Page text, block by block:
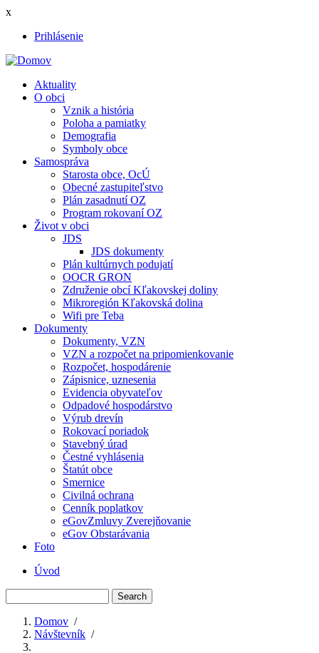
Skočiť
hlavný
x
User
menu
Prihlásenie
Main
navigation
Aktuality
O obci
Vznik a história
Poloha a pamiatky
Demografia
Symboly obce
Samospráva
Starosta obce, OcÚ
Obecné zastupiteľstvo
Plán zasadnutí OZ
Program rokovaní OZ
Život v obci
JDS
JDS dokumenty
Plán kultúrnych podujatí
OOCR GRON
Združenie obcí Kľakovskej doliny
Mikroregión Kľakovská dolina
Wifi pre Teba
Dokumenty
Dokumenty, VZN
VZN a rozpočet na pripomienkovanie
Rozpočet, hospodárenie
Zápisnice, uznesenia
Evidencia obyvateľov
Odpadové hospodárstvo
Výrub drevín
Rokovací poriadok
Stavebný úrad
Čestné vyhlásenia
Štatút obce
Smernice
Civilná ochrana
Cenník poplatkov
eGovZmluvy Zverejňovanie
eGov Obstarávania
Foto
Menu
second
Úvod
Breadcrumb
Domov /
Návštevník /